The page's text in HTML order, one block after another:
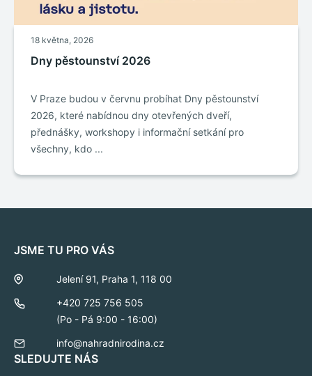
18 května, 2026
Dny pěstounství 2026
V Praze budou v červnu probíhat Dny pěstounství
2026, které nabídnou dny otevřených dveří,
přednášky, workshopy i informační setkání pro
všechny, kdo ...
JSME TU PRO VÁS
Jelení 91, Praha 1, 118 00
+420 725 756 505
(Po - Pá 9:00 - 16:00)
info@nahradnirodina.cz
SLEDUJTE NÁS